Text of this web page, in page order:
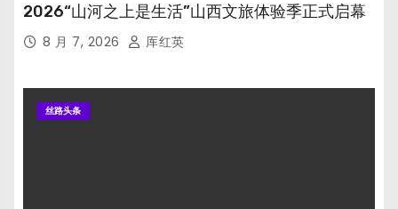
2026“山河之上是生活”山西文旅体验季正式启幕
8 月 7, 2026 厍红英
丝路头条